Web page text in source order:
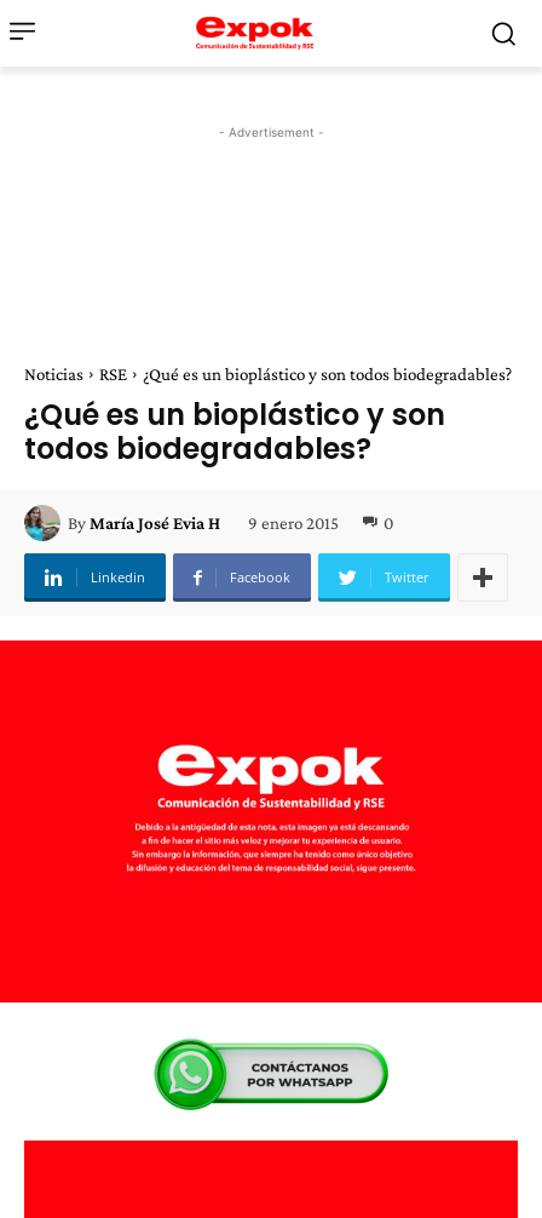
- Advertisement -
Noticias RSE ¿Qué es un bioplástico y son todos biodegradables?
¿Qué es un bioplástico y son
todos biodegradables?
ByMaría José Evia H 9 enero 2015 0
Linkedin Facebook Twitter